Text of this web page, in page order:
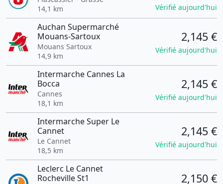
14,1 km
Vérifié aujourd'hui
Auchan Supermarché
Mouans-Sartoux
Mouans Sartoux
14,9 km
2,145 €
Vérifié aujourd'hui
Intermarche Cannes La
Bocca
Cannes
18,1 km
2,145 €
Vérifié aujourd'hui
Intermarche Super Le
Cannet
Le Cannet
18,5 km
2,145 €
Vérifié aujourd'hui
Leclerc Le Cannet
Rocheville St1
2,150 €